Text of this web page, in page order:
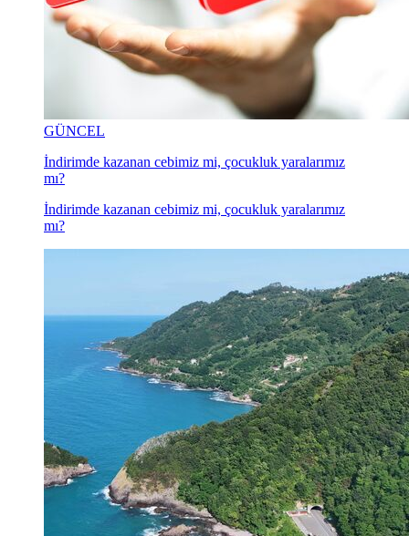
GÜNCEL
İndirimde kazanan cebimiz mi, çocukluk yaralarımız
mı?
İndirimde kazanan cebimiz mi, çocukluk yaralarımız
mı?